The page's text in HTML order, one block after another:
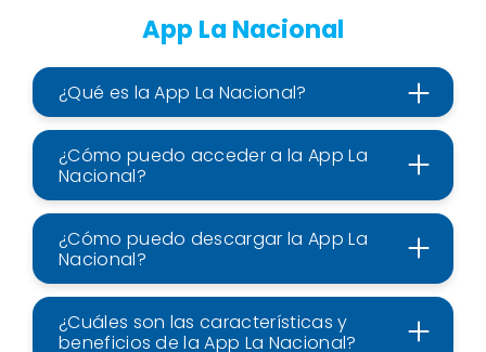
App La Nacional
¿Qué es la App La Nacional?
¿Cómo puedo acceder a la App La
Nacional?
¿Cómo puedo descargar la App La
Nacional?
¿Cuáles son las características y
beneficios de la App La Nacional?